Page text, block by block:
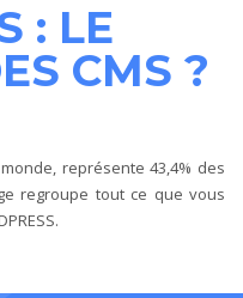
: LE
CMS ?
représente 43,4% des
regroupe tout ce que vous